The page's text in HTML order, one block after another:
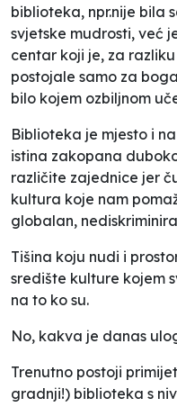
biblioteka, npr.nije bila
svjetske mudrosti, već
centar koji je, za
postojale samo za
bilo kojem ozbiljnom
Biblioteka je mjesto i
istina zakopana
različite zajednice jer
kultura koje nam
globalan,
Tišina koju nudi i
središte kulture kojem
na to ko su.
No, kakva je danas
Trenutno postoji
gradnji!) biblioteka s